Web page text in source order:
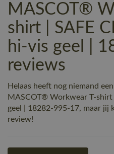
MASCOT®
shirt | SAFE
hi-vis geel |
reviews
Helaas heeft nog niemand
MASCOT® Workwear T-shirt
geel | 18282-995-17, maar jij
review!